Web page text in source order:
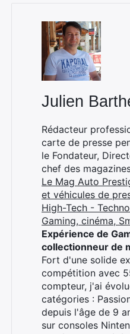
Julien
Rédacteur
carte de presse
le Fondateur,
chef des
Le Mag Auto
et véhicules de
High-Tech -
Gaming, cinéma,
Expérience de
collectionneur de
Fort d'une solide
compétition avec
compteur, j'ai
catégories :
depuis l'âge de 9
sur consoles
Rechercher